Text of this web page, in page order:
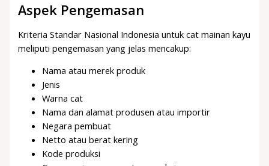
Aspek Pengemasan
Kriteria Standar Nasional Indonesia untuk cat mainan kayu
meliputi pengemasan yang jelas mencakup:
Nama atau merek produk
Jenis
Warna cat
Nama dan alamat produsen atau importir
Negara pembuat
Netto atau berat kering
Kode produksi